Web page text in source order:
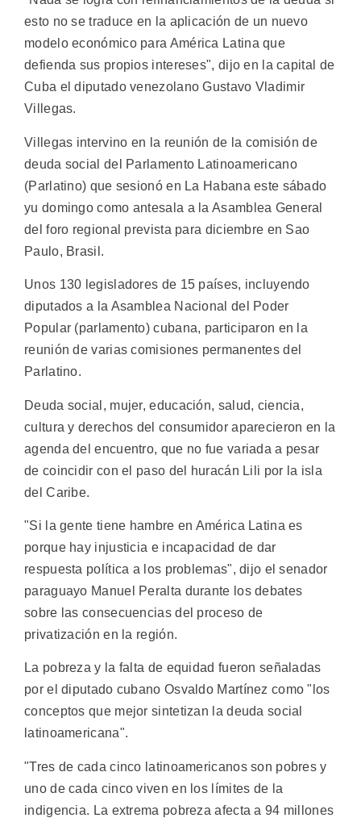
esto no se traduce en la aplicación de un nuevo
modelo económico para América Latina que
defienda sus propios intereses", dijo en la capital de
Cuba el diputado venezolano Gustavo Vladimir
Villegas.
Villegas intervino en la reunión de la comisión de
deuda social del Parlamento Latinoamericano
(Parlatino) que sesionó en La Habana este sábado
yu domingo como antesala a la Asamblea General
del foro regional prevista para diciembre en Sao
Paulo, Brasil.
Unos 130 legisladores de 15 países, incluyendo
diputados a la Asamblea Nacional del Poder
Popular (parlamento) cubana, participaron en la
reunión de varias comisiones permanentes del
Parlatino.
Deuda social, mujer, educación, salud, ciencia,
cultura y derechos del consumidor aparecieron en la
agenda del encuentro, que no fue variada a pesar
de coincidir con el paso del huracán Lili por la isla
del Caribe.
"Si la gente tiene hambre en América Latina es
porque hay injusticia e incapacidad de dar
respuesta política a los problemas", dijo el senador
paraguayo Manuel Peralta durante los debates
sobre las consecuencias del proceso de
privatización en la región.
La pobreza y la falta de equidad fueron señaladas
por el diputado cubano Osvaldo Martínez como "los
conceptos que mejor sintetizan la deuda social
latinoamericana".
"Tres de cada cinco latinoamericanos son pobres y
uno de cada cinco viven en los límites de la
indigencia. La extrema pobreza afecta a 94 millones